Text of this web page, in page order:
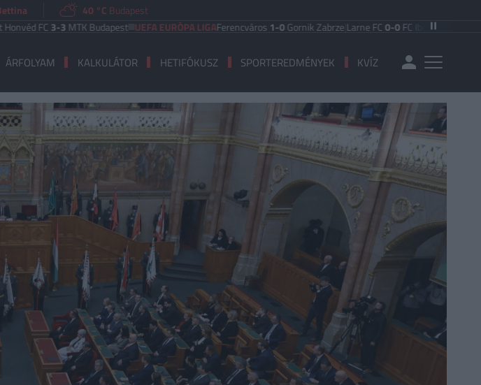
40 °C Budapest
3-3MTK Budapest UEFA EURÓPA LIGAFerencváros1-0Gornik Zabrze|Larne FC0-0FC Iberia 1999 Shamrock
ÁRFOLYAM KALKULÁTOR HETIFÓKUSZ SPORTEREDMÉNYEK KVÍZ